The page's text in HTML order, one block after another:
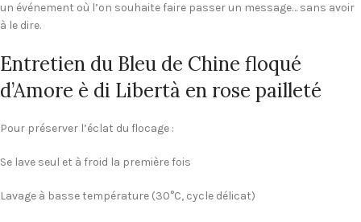
un événement où l’on souhaite faire passer un message… sans avoir
à le dire.
Entretien du Bleu de Chine floqué
d’Amore è di Libertà en rose pailleté
Pour préserver l’éclat du flocage :
Se lave seul et à froid la première fois
Lavage à basse température (30°C, cycle délicat)